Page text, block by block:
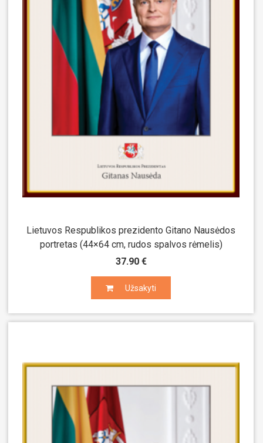
Lietuvos Respublikos prezidento Gitano Nausėdos
portretas (44×64 cm, rudos spalvos rėmelis)
37.90 €
Užsakyti
Užsakyti